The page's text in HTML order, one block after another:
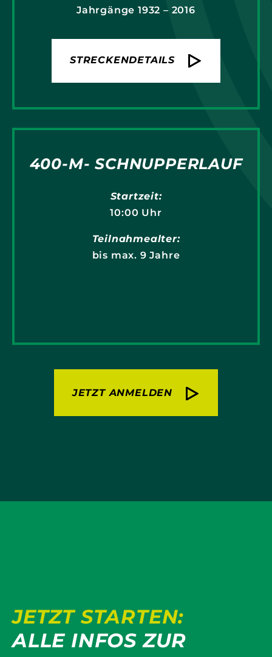
Jahrgänge 1932 – 2016
STRECKENDETAILS
400-M- SCHNUPPERLAUF
Startzeit:
10:00 Uhr
Teilnahmealter:
bis max. 9 Jahre
JETZT ANMELDEN
JETZT STARTEN:
ALLE INFOS ZUR